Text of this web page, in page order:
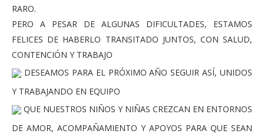
RARO.
PERO A PESAR DE ALGUNAS DIFICULTADES, ESTAMOS
FELICES DE HABERLO TRANSITADO JUNTOS, CON SALUD,
CONTENCIÓN Y TRABAJO
DESEAMOS PARA EL PRÓXIMO AÑO SEGUIR ASÍ, UNIDOS
Y TRABAJANDO EN EQUIPO
QUE NUESTROS NIÑOS Y NIÑAS CREZCAN EN ENTORNOS
DE AMOR, ACOMPAÑAMIENTO Y APOYOS PARA QUE SEAN